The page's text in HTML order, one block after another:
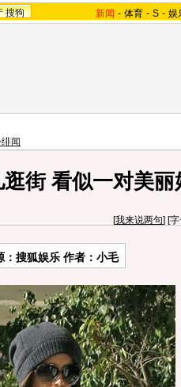
搜狗 新闻 - 体育 - S - 娱
闻
街 看似一对美丽
[我来说两句] [字
：搜狐娱乐 作者：小毛